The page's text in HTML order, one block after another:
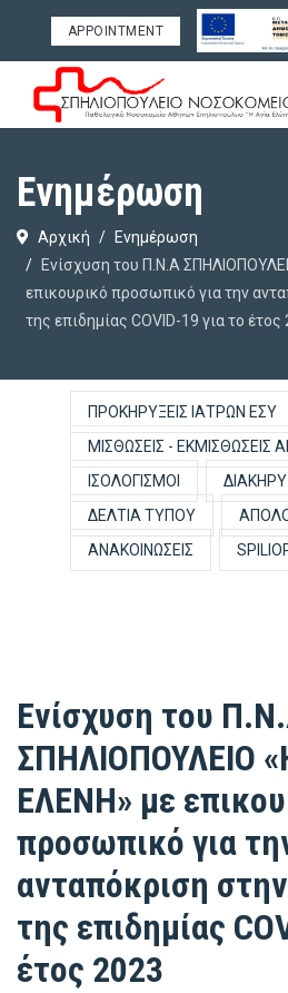
APPOINTMENT
Ενημέρωση
Αρχική
Ενημέρωση
Ενίσχυση του Π.Ν.Α
επικουρικό προσωπικό για την
της επιδημίας COVID-19 για το έτος
ΠΡΟΚΗΡΎΞΕΙΣ ΙΑΤΡΏΝ ΕΣΥ
ΜΙΣΘΏΣΕΙΣ - ΕΚΜΙΣΘΏΣΕΙΣ
ΙΣΟΛΟΓΙΣΜΟΊ
ΔΕΛΤΊΑ ΤΎΠΟΥ
ΑΝΑΚΟΙΝΏΣΕΙΣ
Ενίσχυση του
ΣΠΗΛΙΟΠΟΥΛΕΙΟ
ΕΛΕΝΗ» με
προσωπικό για
ανταπόκριση
της επιδημίας
έτος 2023